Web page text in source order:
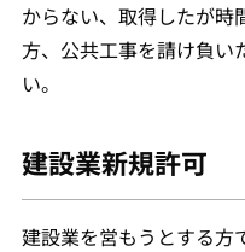
からない、取得したが時
方、公共工事を請け負い
い。
建設業新規許可
建設業を営もうとする方